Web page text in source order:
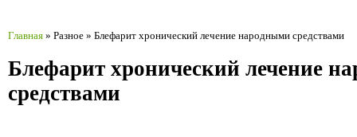
Главная » Разное » Блефарит хронический лечение народными средствами
Блефарит хронический лечение
средствами